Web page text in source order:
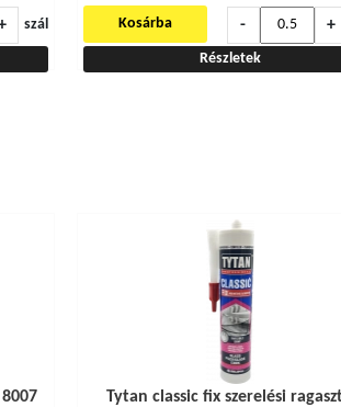
szál
-
+
Kosárba
Részletek
Tytan classic fix szerelési